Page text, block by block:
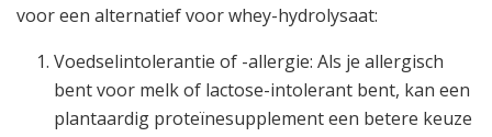
voor een alternatief voor whey-hydrolysaat:
Voedselintolerantie of -allergie: Als je allergisch
bent voor melk of lactose-intolerant bent, kan een
plantaardig proteïnesupplement een betere keuze